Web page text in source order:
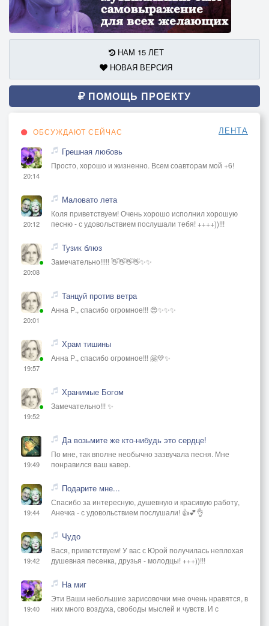
НАМ 15 ЛЕТ
НОВАЯ ВЕРСИЯ
ПОМОЩЬ ПРОЕКТУ
ОБСУЖДАЮТ СЕЙЧАС ЛЕНТА
20:14
Грешная любовь
Просто, хорошо и жизненно. Всем соавторам мой +6!
20:12
Маловато лета
Коля приветствуем! Очень хорошо исполнил хорошую
песню - с удовольствием послушали тебя! ++++))!!!
20:08
Тузик блюз
Замечательно!!!!! 👋👋👋👋✨✨
20:01
Танцуй против ветра
Анна Р., спасибо огромное!!! 😍✨✨✨
19:57
Храм тишины
Анна Р., спасибо огромное!!! 🤗💛✨
19:52
Хранимые Богом
Замечательно!!! ✨
19:49
Да возьмите же кто-нибудь это сердце!
По мне, так вполне необычно зазвучала песня. Мне
понравился ваш кавер.
19:44
Подарите мне...
Спасибо за интересную, душевную и красивую работу,
Анечка - с удовольствием послушали! 👍💕👌
19:42
Чудо
Вася, приветствуем! У вас с Юрой получилась неплохая
душевная песенка, друзья - молодцы! +++))!!!
19:40
На миг
Эти Ваши небольшие зарисовочки мне очень нравятся, в
них много воздуха, свободы мыслей и чувств. И с